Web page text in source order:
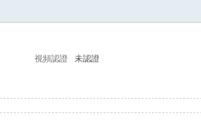
視頻認證 未認證